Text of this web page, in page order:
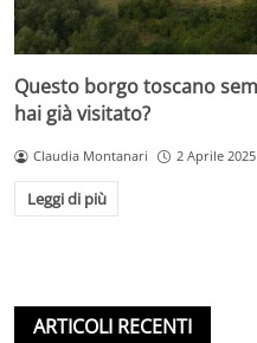
Questo borgo toscano
hai già visitato?
Claudia Montanari 2 Aprile 2025
Leggi di più
ARTICOLI RECENTI